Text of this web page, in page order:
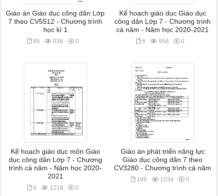
Giáo án Giáo dục công dân Lớp
7 theo CV5512 - Chương trình
học kì 1
89 936 0
Kế hoạch giáo dục Giáo dục
công dân Lớp 7 - Chương trình
cả năm - Năm học 2020-2021
6 956 0
Kế hoạch giáo dục môn Giáo
dục công dân Lớp 7 - Chương
trình cả năm - Năm học 2020-
2021
6 1218 0
Giáo án phát triển năng lực
Giáo dục công dân 7 theo
CV3280 - Chương trình cả năm
166 1034 0